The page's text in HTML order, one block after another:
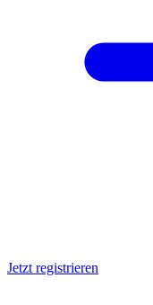
Jetzt registrieren